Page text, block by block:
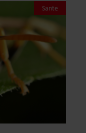
Sante